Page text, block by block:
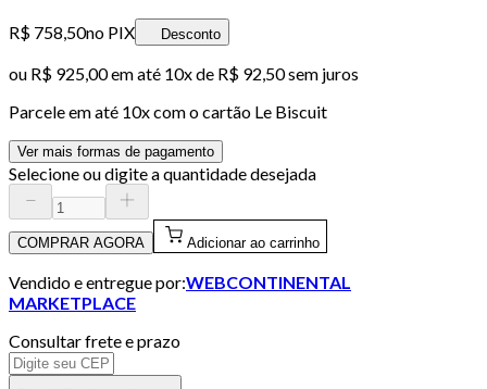
R$ 758,50no PIX Desconto
ou R$ 925,00em até 10x de R$ 92,50 sem juros
Parcele em até 10x com o cartão Le Biscuit
Ver mais formas de pagamento
Selecione ou digite a quantidade desejada
COMPRAR AGORA Adicionar ao carrinho
Vendido e entregue por:WEBCONTINENTAL
MARKETPLACE
Consultar frete e prazo